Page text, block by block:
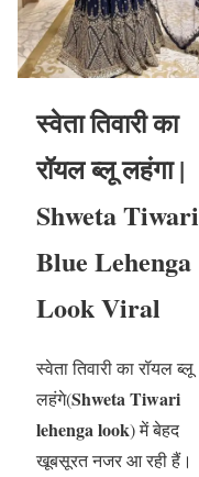
स्वेता तिवारी का
रॉयल ब्लू लहंगा |
Shweta Tiwari
Blue Lehenga
Look Viral
स्वेता तिवारी का रॉयल ब्लू
लहंगे(Shweta Tiwari
lehenga look) में बेहद
खूबसूरत नजर आ रही हैं।